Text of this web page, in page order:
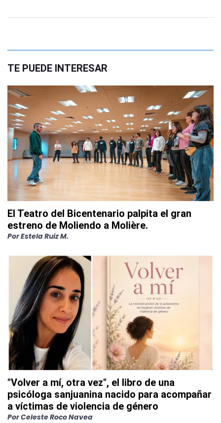
TE PUEDE INTERESAR
El Teatro del Bicentenario palpita el gran
estreno de Moliendo a Molière.
PorEstela Ruiz M.
"Volver a mí, otra vez", el libro de una
psicóloga sanjuanina nacido para acompañar
a víctimas de violencia de género
PorCeleste Roco Navea